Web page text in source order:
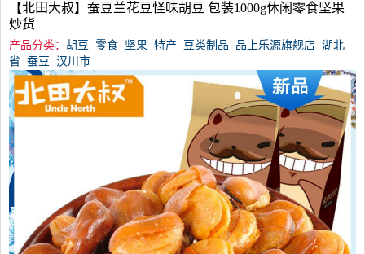
【北田大叔】蚕豆兰花豆怪味胡豆 包装1000g休闲零食坚果
炒货
产品分类： 胡豆 零食 坚果 特产 豆类制品 品上乐源旗舰店 湖北
省 蚕豆 汉川市